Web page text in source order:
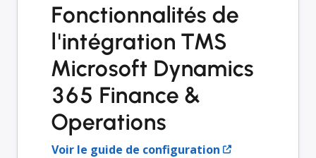
Fonctionnalités de
l'intégration TMS
Microsoft Dynamics
365 Finance &
Operations
Voir le guide de configuration